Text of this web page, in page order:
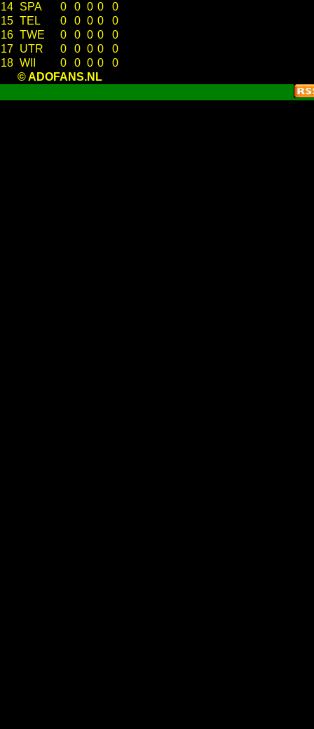
14 SPA 0 0 0 0
0
15 TEL 0 0 0 0
0
16 TWE 0 0 0 0
0
17 UTR 0 0 0 0
0
18 WII 0 0 0 0
0
© ADOFANS.NL